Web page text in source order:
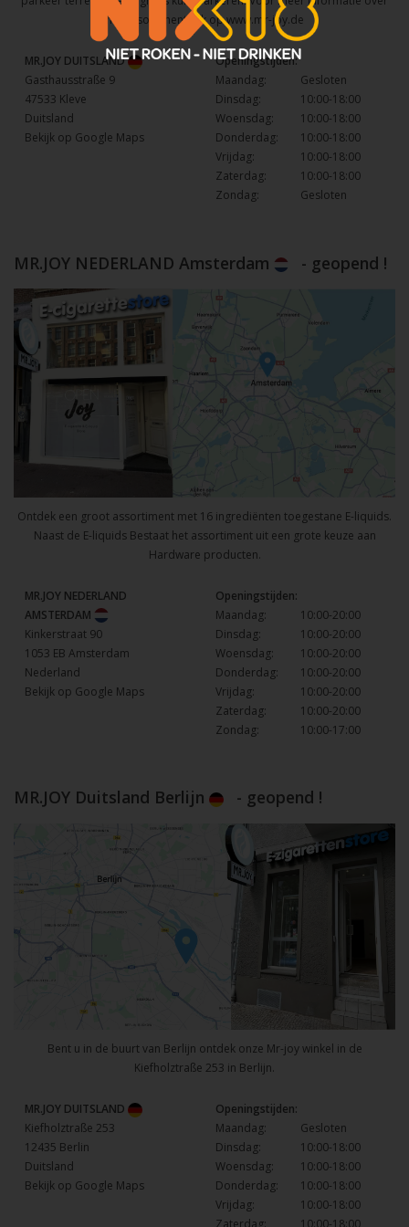
het assortiment kijk opwww.mr-joy.de
MR.JOY DUITSLAND
Gasthausstraße 9
47533 Kleve
Duitsland
Bekijk op Google Maps
Openingstijden:
Maandag:
Gesloten
Dinsdag:
10:00-18:00
Woensdag:
10:00-18:00
Donderdag:
10:00-18:00
Vrijdag:
10:00-18:00
Zaterdag:
10:00-18:00
Zondag:
Gesloten
MR.JOY NEDERLAND Amsterdam - geopend !
Ontdek een groot assortiment met 16 ingrediënten toegestane E-liquids.
Naast de E-liquids Bestaat het assortiment uit een grote keuze aan
Hardware producten.
MR.JOY NEDERLAND
AMSTERDAM
Kinkerstraat 90
1053 EB Amsterdam
Nederland
Bekijk op Google Maps
Openingstijden:
Maandag:
10:00-20:00
Dinsdag:
10:00-20:00
Woensdag:
10:00-20:00
Donderdag:
10:00-20:00
Vrijdag:
10:00-20:00
Zaterdag:
10:00-20:00
Zondag:
10:00-17:00
MR.JOY Duitsland Berlijn - geopend !
Bent u in de buurt van Berlijn ontdek onze Mr-joy winkel in de
Kiefholztraße 253 in Berlijn.
MR.JOY DUITSLAND
Kiefholztraße 253
12435 Berlin
Duitsland
Bekijk op Google Maps
Openingstijden:
Maandag:
Gesloten
Dinsdag:
10:00-18:00
Woensdag:
10:00-18:00
Donderdag:
10:00-18:00
Vrijdag:
10:00-18:00
Zaterdag:
10:00-18:00